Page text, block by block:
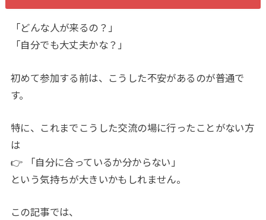
「どんな人が来るの？」
「自分でも大丈夫かな？」
初めて参加する前は、こうした不安があるのが普通で
す。
特に、これまでこうした交流の場に行ったことがない方
は
👉 「自分に合っているか分からない」
という気持ちが大きいかもしれません。
この記事では、